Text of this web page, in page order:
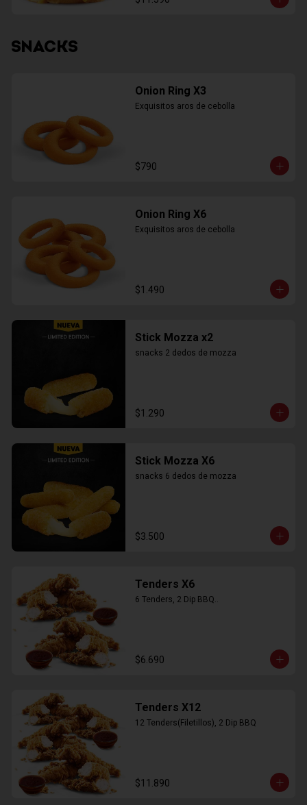
SNACKS
Onion Ring X3
Exquisitos aros de cebolla
$790
Onion Ring X6
Exquisitos aros de cebolla
$1.490
Stick Mozza x2
snacks 2 dedos de mozza
$1.290
Stick Mozza X6
snacks 6 dedos de mozza
$3.500
Tenders X6
6 Tenders, 2 Dip BBQ..
$6.690
Tenders X12
12 Tenders(Filetillos), 2 Dip BBQ
$11.890